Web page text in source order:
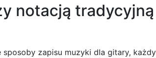
notacją
zapisu muzyki dla gitary,